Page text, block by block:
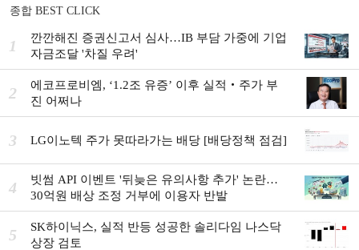
종합 BEST CLICK
1
깐깐해진 증권신고서 심사…IB 부담 가중에 기업
자금조달 '차질 우려'
2
에코프로비엠, ‘1.2조 유증’ 이후 실적‧주가 부
진 어쩌나
3 LG이노텍 주가 못따라가는 배당 [배당정책 점검]
4
빗썸 API 이벤트 '뒤늦은 유의사항 추가' 논란…
30억원 배상 조정 거부에 이용자 반발
5
SK하이닉스, 실적 반등 성공한 솔리다임 나스닥
상장 검토